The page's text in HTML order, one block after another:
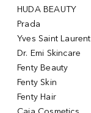
HUDA BEAUTY
Prada
Yves Saint Laurent
Dr. Emi Skincare
Fenty Beauty
Fenty Skin
Fenty Hair